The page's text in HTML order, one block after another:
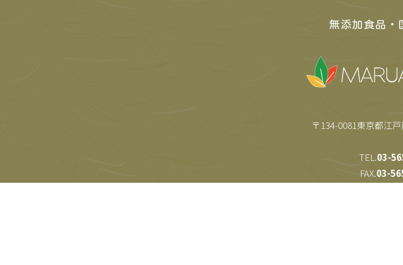
無添加食品・
〒134-0081東京都江
TEL.03-
FAX.03-